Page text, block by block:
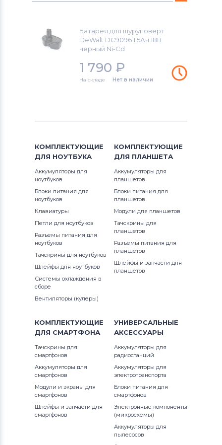
Аккумуляторы для шуруповертов
Аккумуляторы для шуруповертов
Аккумуляторы для шуруповертов
Gardena
Аккумуляторы для шуруповертов
Аккумуляторы для шуруповертов
Einhell
Аккумуляторы для шуруповертов
AEG
Аккумуляторы для шуруповертов
Metabo
Hammer
Festool
Аккумуляторы для шуруповертов
Paslode
Аккумуляторы для шуруповертов
Hilti
Аккумуляторы для шуруповертов
DC212B
DC212KB
DC300KN
DC305KL
DC305KN
DC308KL
DC308KN
DC310KL
DC310KN
DC315KN
DC318KL
DC318KN
DC330
DC330K
DE9095
Батарея для шуруповерт
DeWalt DC9096 1.5Ач 18В
черный Ni-Cd
1 790 ₽
На складе Нет в наличии
КОМПЛЕКТУЮЩИЕ
ДЛЯ НОУТБУКА
Аккумуляторы для
ноутбуков
Блоки питания для
ноутбуков
Клавиатуры
Петли для ноутбуков
Разъемы питания для
ноутбуков
Тачскрины для ноутбуков
Шлейфы для ноутбуков
Системы охлаждения в
сборе
Вентиляторы (кулеры)
КОМПЛЕКТУЮЩИЕ
ДЛЯ ПЛАНШЕТА
Аккумуляторы для
планшетов
Блоки питания для
планшетов
Модули для планшетов
Тачскрины для
планшетов
Разъемы питания для
планшетов
Шлейфы и запчасти для
планшетов
КОМПЛЕКТУЮЩИЕ
ДЛЯ СМАРТФОНА
Тачскрины для
смартфонов
Аккумуляторы для
смартфонов
Модули и экраны для
смартфонов
Шлейфы и запчасти для
смартфонов
УНИВЕРСАЛЬНЫЕ
АКСЕССУАРЫ
Аккумуляторы для
радиостанций
Аккумуляторы для
электротранспорта
Блоки питания для
смартфонов
Электронные компоненты
(микросхемы)
Аккумуляторы для
пылесосов